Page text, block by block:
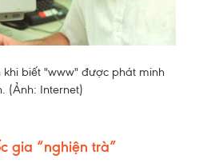
biết "www" được phát minh
(Ảnh: Internet)
gia “nghiện trà”